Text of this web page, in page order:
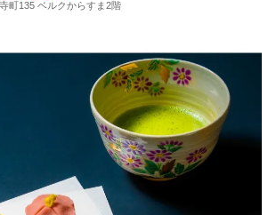
町135 ベルクからすま2階